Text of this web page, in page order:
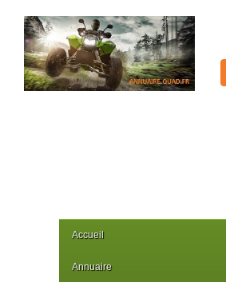
Accueil
Annuaire